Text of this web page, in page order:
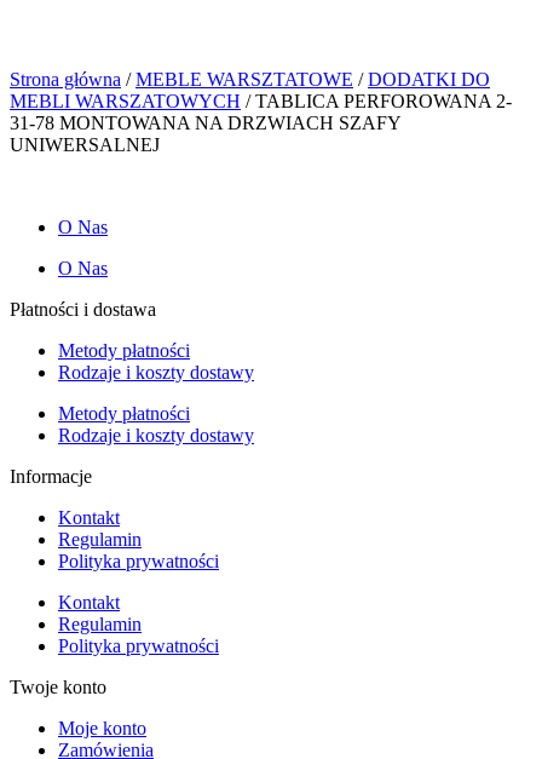
Strona główna /MEBLE WARSZTATOWE /DODATKI DO
MEBLI WARSZATOWYCH / TABLICA PERFOROWANA 2-
31-78 MONTOWANA NA DRZWIACH SZAFY
UNIWERSALNEJ
O Nas
O Nas
Płatności i dostawa
Metody płatności
Rodzaje i koszty dostawy
Metody płatności
Rodzaje i koszty dostawy
Informacje
Kontakt
Regulamin
Polityka prywatności
Kontakt
Regulamin
Polityka prywatności
Twoje konto
Moje konto
Zamówienia